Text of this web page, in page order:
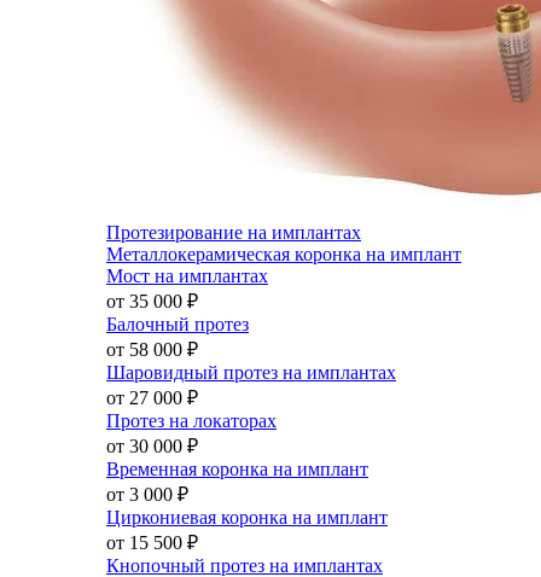
Протезирование на имплантах
Металлокерамическая коронка на имплант
Мост на имплантах
от 35 000 ₽
Балочный протез
от 58 000 ₽
Шаровидный протез на имплантах
от 27 000 ₽
Протез на локаторах
от 30 000 ₽
Временная коронка на имплант
от 3 000 ₽
Циркониевая коронка на имплант
от 15 500 ₽
Кнопочный протез на имплантах